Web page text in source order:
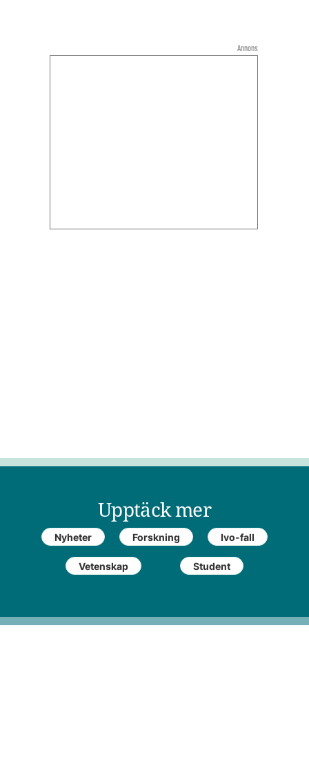
Upptäck mer
Nyheter Forskning Ivo-fall
Vetenskap Student
Annons